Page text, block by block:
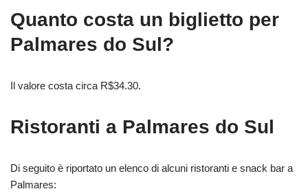
Quanto costa un biglietto per
Palmares do Sul?
Il valore costa circa R$34.30.
Ristoranti a Palmares do Sul
Di seguito è riportato un elenco di alcuni ristoranti e snack bar a
Palmares: